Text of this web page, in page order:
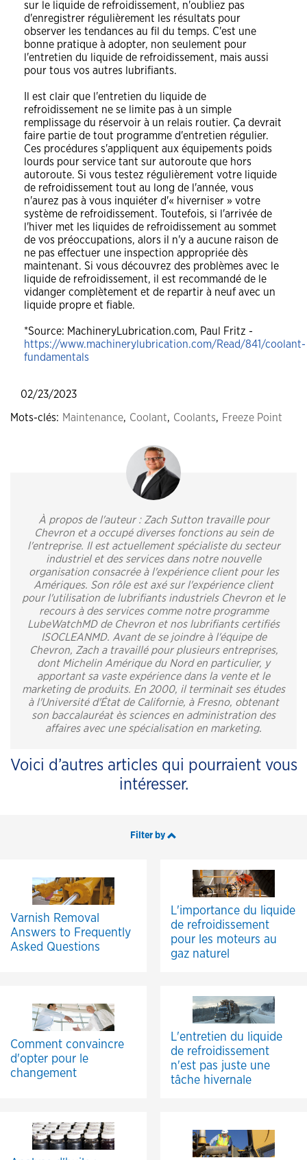
sur le liquide de refroidissement, n'oubliez pas
d'enregistrer régulièrement les résultats pour
observer les tendances au fil du temps. C'est une
bonne pratique à adopter, non seulement pour
l'entretien du liquide de refroidissement, mais aussi
pour tous vos autres lubrifiants.
Il est clair que l'entretien du liquide de
refroidissement ne se limite pas à un simple
remplissage du réservoir à un relais routier. Ça devrait
faire partie de tout programme d'entretien régulier.
Ces procédures s'appliquent aux équipements poids
lourds pour service tant sur autoroute que hors
autoroute. Si vous testez régulièrement votre liquide
de refroidissement tout au long de l'année, vous
n'aurez pas à vous inquiéter d'« hiverniser » votre
système de refroidissement. Toutefois, si l'arrivée de
l'hiver met les liquides de refroidissement au sommet
de vos préoccupations, alors il n'y a aucune raison de
ne pas effectuer une inspection appropriée dès
maintenant. Si vous découvrez des problèmes avec le
liquide de refroidissement, il est recommandé de le
vidanger complètement et de repartir à neuf avec un
liquide propre et fiable.
*Source: MachineryLubrication.com, Paul Fritz -
https://www.machinerylubrication.com/Read/841/coolant-
fundamentals
02/23/2023
Mots-clés: Maintenance, Coolant, Coolants, Freeze Point
À propos de l'auteur : Zach Sutton travaille pour
Chevron et a occupé diverses fonctions au sein de
l'entreprise. Il est actuellement spécialiste du secteur
industriel et des services dans notre nouvelle
organisation consacrée à l'expérience client pour les
Amériques. Son rôle est axé sur l'expérience client
pour l'utilisation de lubrifiants industriels Chevron et le
recours à des services comme notre programme
LubeWatchMD de Chevron et nos lubrifiants certifiés
ISOCLEANMD. Avant de se joindre à l'équipe de
Chevron, Zach a travaillé pour plusieurs entreprises,
dont Michelin Amérique du Nord en particulier, y
apportant sa vaste expérience dans la vente et le
marketing de produits. En 2000, il terminait ses études
à l'Université d'État de Californie, à Fresno, obtenant
son baccalauréat ès sciences en administration des
affaires avec une spécialisation en marketing.
Voici d’autres articles qui pourraient vous
intéresser.
Filter by
Varnish Removal
Answers to Frequently
Asked Questions
L'importance du liquide
de refroidissement
pour les moteurs au
gaz naturel
Comment convaincre
d'opter pour le
changement
L'entretien du liquide
de refroidissement
n'est pas juste une
tâche hivernale